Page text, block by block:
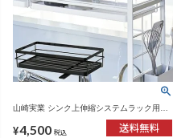
山崎実業 シンク上伸縮システムラック用水
切りバスケット タワー S tower | キッチン雑
貨・タワーシリーズ
¥4,500 税込